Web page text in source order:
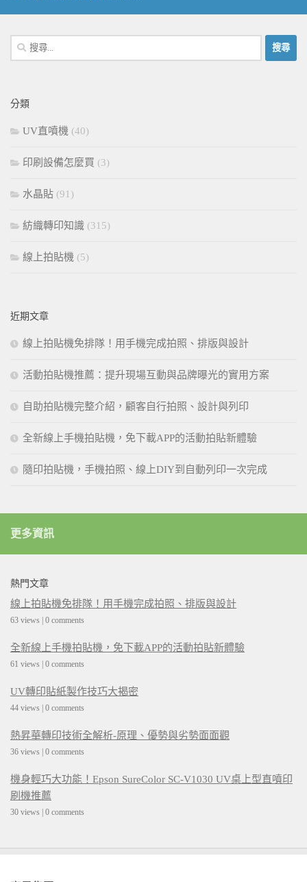
搜
尋
字:
分類
UV直噴機 (40)
印刷設備怎麼買 (3)
水晶貼 (91)
紡織轉印知識 (315)
線上拍貼機 (5)
近期文章
線上拍貼機免排隊！用手機完成拍照、排版與設計
活動拍貼機推薦：提升現場互動與品牌曝光的實用方案
自助拍貼機完整介紹，顧客自行拍照、設計與列印
全新線上手機拍貼機，免下載APP的活動拍貼新體驗
隨印拍貼機，手機拍照、線上DIY到自動列印一次完成
更多資訊
熱門文章
線上拍貼機免排隊！用手機完成拍照、排版與設計
63 views | 0 comments
全新線上手機拍貼機，免下載APP的活動拍貼新體驗
61 views | 0 comments
UV轉印貼紙製作技巧大揭密
44 views | 0 comments
熱昇華轉印技術全解析-原理、優勢與劣勢面面觀
36 views | 0 comments
機身輕巧大功能！Epson SureColor SC-V1030 UV桌上型直噴印
刷機推薦
30 views | 0 comments